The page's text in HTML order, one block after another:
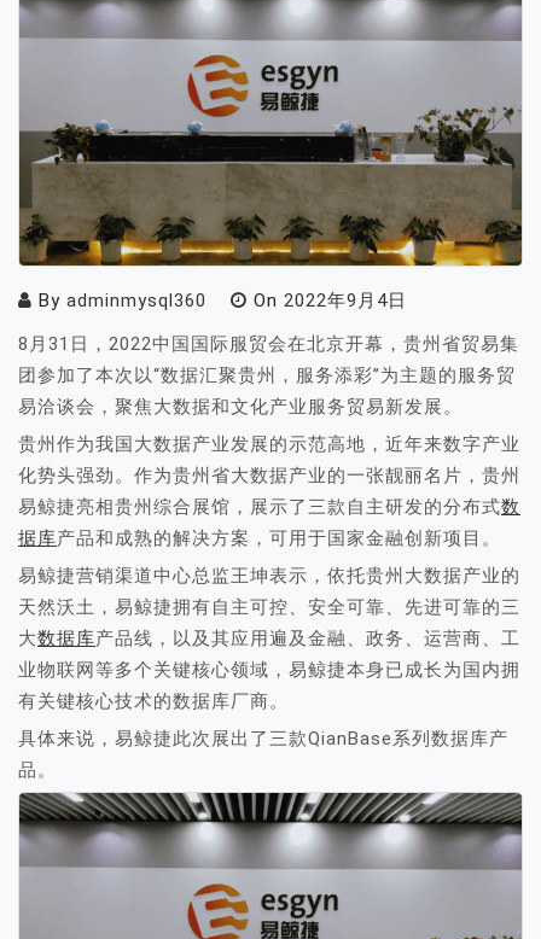
By adminmysql360 On 2022年9月4日
8月31日，2022中国国际服贸会在北京开幕，贵州省贸易集
团参加了本次以“数据汇聚贵州，服务添彩”为主题的服务贸
易洽谈会，聚焦大数据和文化产业服务贸易新发展。
贵州作为我国大数据产业发展的示范高地，近年来数字产业
化势头强劲。作为贵州省大数据产业的一张靓丽名片，贵州
易鲸捷亮相贵州综合展馆，展示了三款自主研发的分布式数
据库产品和成熟的解决方案，可用于国家金融创新项目。
易鲸捷营销渠道中心总监王坤表示，依托贵州大数据产业的
天然沃土，易鲸捷拥有自主可控、安全可靠、先进可靠的三
大数据库产品线，以及其应用遍及金融、政务、运营商、工
业物联网等多个关键核心领域，易鲸捷本身已成长为国内拥
有关键核心技术的数据库厂商。
具体来说，易鲸捷此次展出了三款QianBase系列数据库产
品。